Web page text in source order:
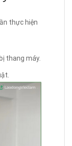
thực hiện
thang máy.